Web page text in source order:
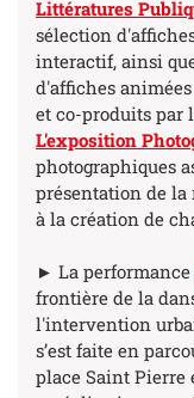
Littératures
sélection
interactif, ainsi
d'affiches
et co-produits par
L'exposition
photographiques
présentation de
à la création de
► La performance
frontière de la
l'intervention
s’est faite en
place Saint Pierre